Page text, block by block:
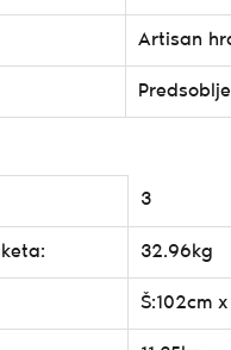
Artisan
Predsoblje
3
32.96kg
Š:102cm